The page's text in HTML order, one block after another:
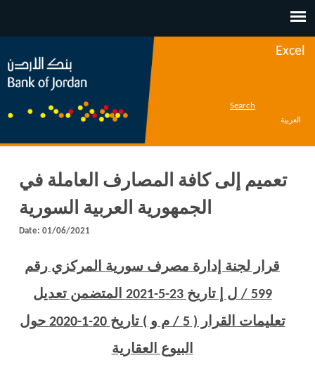
Excel
Search
العربية
تعميم إلى كافة المصارف العاملة في
الجمهورية العربية السورية
Date: 01/06/2021
قرار لجنة إدارة مصرف سورية المركزي رقم
599 / ل إ تاريخ 23-5-2021 المتضمن تعديل
تعليمات القرار ( 5 / م و ) تاريخ 20-1-2020 حول
البيوع العقارية